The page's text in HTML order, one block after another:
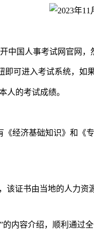
中国人事考试网官网，
可进入考试系统，如
的考试成绩。
《经济基础知识》和《
该证书由当地的人力资
”的内容介绍，顺利通过